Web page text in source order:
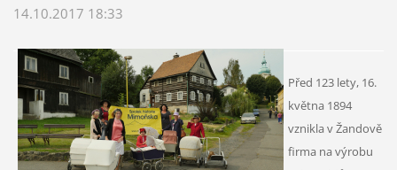
14.10.2017 18:33
Před 123 lety, 16.
května 1894
vznikla v Žandově
firma na výrobu